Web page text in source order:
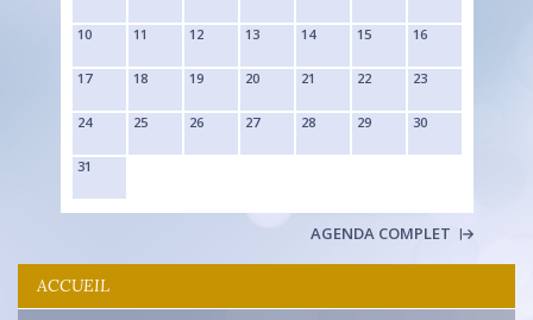
ACCUEIL
10 11 12 13 14 15 16
17 18 19 20 21 22 23
24 25 26 27 28 29 30
31
AGENDA COMPLET